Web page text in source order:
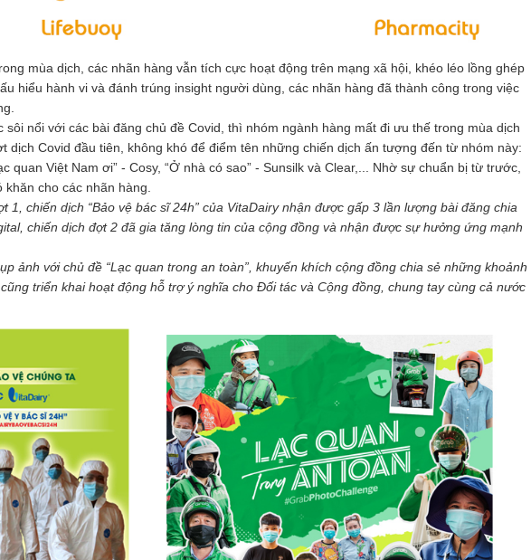
mùa dịch, các nhãn hàng vẫn tích cực hoạt động trên mạng xã hội, khéo léo lồng ghép
hiểu hành vi và đánh trúng insight người dùng, các nhãn hàng đã thành công trong việc
nổi với các bài đăng chủ đề Covid, thì nhóm ngành hàng mất đi ưu thế trong mùa dịch
dịch Covid đầu tiên, không khó để điểm tên những chiến dịch ấn tượng đến từ nhóm này:
quan Việt Nam ơi” - Cosy, “Ở nhà có sao” - Sunsilk và Clear,... Nhờ sự chuẩn bị từ trước,
cho các nhãn hàng.
1, chiến dịch “Bảo vệ bác sĩ 24h” của VitaDairy nhận được gấp 3 lần lượng bài đăng chia
chiến dịch đợt 2 đã gia tăng lòng tin của cộng đồng và nhận được sự hưởng ứng mạnh
ảnh với chủ đề “Lạc quan trong an toàn”, khuyến khích cộng đồng chia sẻ những khoảnh
triển khai hoạt động hỗ trợ ý nghĩa cho Đối tác và Cộng đồng, chung tay cùng cả nước